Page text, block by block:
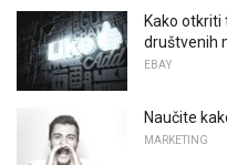
Kako
društvenih
EBAY
Naučite
MARKETING